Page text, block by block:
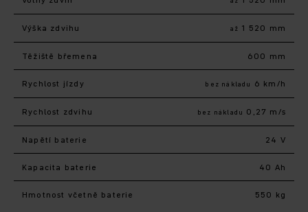
Výška zdvihu až 1 520 mm
Těžiště břemena 600 mm
Rychlost jízdy bez nákladu 6 km/h
Rychlost zdvihu bez nákladu 0,27 m/s
Napětí baterie 24 V
Kapacita baterie 40 Ah
Hmotnost včetně baterie 550 kg